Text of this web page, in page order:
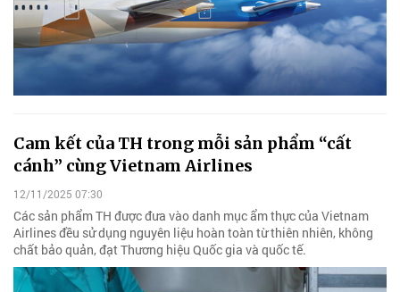
Cam kết của TH trong mỗi sản phẩm “cất
cánh” cùng Vietnam Airlines
12/11/2025 07:30
Các sản phẩm TH được đưa vào danh mục ẩm thực của Vietnam
Airlines đều sử dụng nguyên liệu hoàn toàn từ thiên nhiên, không
chất bảo quản, đạt Thương hiệu Quốc gia và quốc tế.